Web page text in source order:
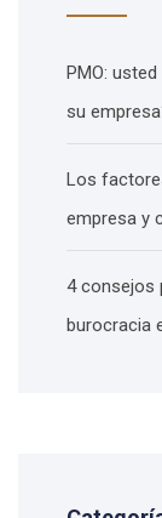
PMO:
su
Los
empresa y
4 consejos
burocracia